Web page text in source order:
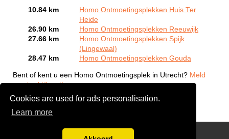
Cookies are used for ads personalisation.
Learn more
10.84 km
Homo Ontmoetingsplekken Huis Ter
Heide
26.90 km
Homo Ontmoetingsplekken Reeuwijk
27.66 km
Homo Ontmoetingsplekken Spijk
(Lingewaal)
28.47 km
Homo Ontmoetingsplekken Gouda
Bent of kent u een Homo Ontmoetingsplek in Utrecht? Meld
een bedrijf gratis aan